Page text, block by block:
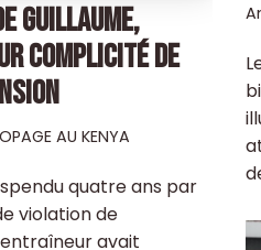
GUILLAUME,
COMPLICITÉ DE
AU KENYA
quatre ans par
violation de
avait